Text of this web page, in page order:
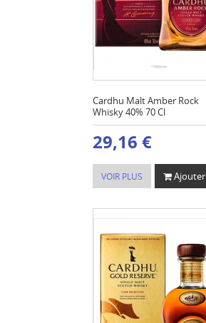
Cardhu Malt Amber Rock
Whisky 40% 70 Cl
29,16 €
VOIR PLUS Ajouter